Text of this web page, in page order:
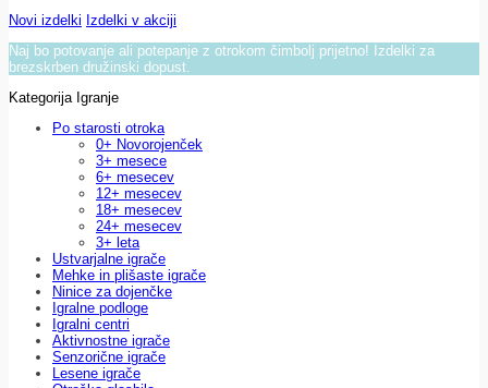
Novi izdelki Izdelki v akciji
Naj bo potovanje ali potepanje z otrokom čimbolj prijetno! Izdelki za
brezskrben družinski dopust.
Kategorija Igranje
Po starosti otroka
0+ Novorojenček
3+ mesece
6+ mesecev
12+ mesecev
18+ mesecev
24+ mesecev
3+ leta
Ustvarjalne igrače
Mehke in plišaste igrače
Ninice za dojenčke
Igralne podloge
Igralni centri
Aktivnostne igrače
Senzorične igrače
Lesene igrače